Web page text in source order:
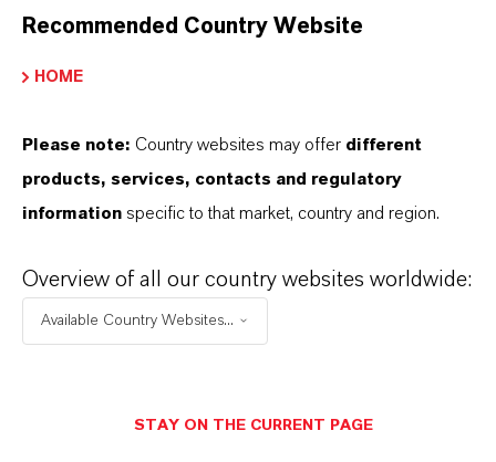
stehen für Zuverlässigkeit, Innovationskraft und
partnerschaftliches Denken. Im Mittelpunkt
Kunden. Unsere Kunden profitieren von
maßgeschneiderten Lösungen, globaler Präsenz
und einem tiefen Verständnis ihrer Märkte. Hier
LANXESS der richtige Partner für Ihr Unternehmen
Recommended Country Website
HOME
Please note: Country websites may offer different
products, services, contacts and regulatory
information specific to that market, country and region.
Overview of all our country websites worldwide:
Available Country Websites...
STAY ON THE CURRENT PAGE